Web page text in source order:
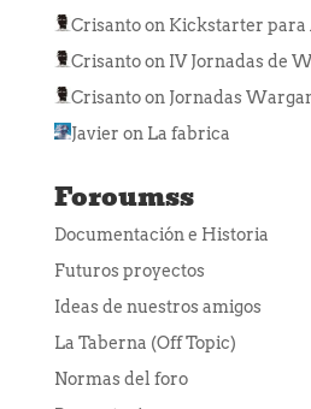
Crisantoon Kickstarter para
Crisantoon IV Jornadas de
Crisantoon Jornadas
Javier on La fabrica
Foroumss
Documentación e Historia
Futuros proyectos
Ideas de nuestros amigos
La Taberna (Off Topic)
Normas del foro